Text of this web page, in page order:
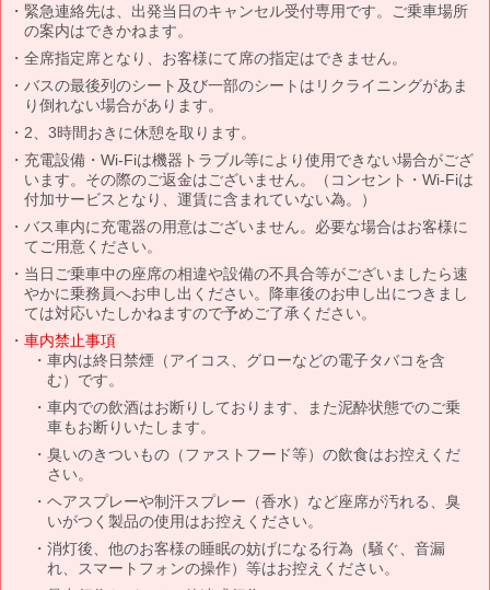
緊急連絡先は、出発当日のキャンセル受付専用です。ご乗車場所
の案内はできかねます。
全席指定席となり、お客様にて席の指定はできません。
バスの最後列のシート及び一部のシートはリクライニングがあま
り倒れない場合があります。
2、3時間おきに休憩を取ります。
充電設備・Wi-Fiは機器トラブル等により使用できない場合がござ
います。その際のご返金はございません。（コンセント・Wi-Fiは
付加サービスとなり、運賃に含まれていない為。）
バス車内に充電器の用意はございません。必要な場合はお客様に
てご用意ください。
当日ご乗車中の座席の相違や設備の不具合等がございましたら速
やかに乗務員へお申し出ください。降車後のお申し出につきまし
ては対応いたしかねますので予めご了承ください。
車内禁止事項
車内は終日禁煙（アイコス、グローなどの電子タバコを含
む）です。
車内での飲酒はお断りしております、また泥酔状態でのご乗
車もお断りいたします。
臭いのきついもの（ファストフード等）の飲食はお控えくだ
さい。
ヘアスプレーや制汗スプレー（香水）など座席が汚れる、臭
いがつく製品の使用はお控えください。
消灯後、他のお客様の睡眠の妨げになる行為（騒ぐ、音漏
れ、スマートフォンの操作）等はお控えください。